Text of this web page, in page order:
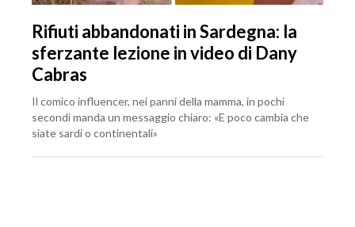
Rifiuti abbandonati in Sardegna: la
sferzante lezione in video di Dany
Cabras
Il comico influencer, nei panni della mamma, in pochi
secondi manda un messaggio chiaro: «E poco cambia che
siate sardi o continentali»